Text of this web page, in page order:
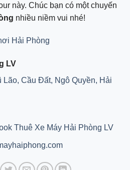
này. Chúc bạn có một chuyến
nhiều niềm vui nhé!
Hải Phòng
LV
Lão, Cầu Đất, Ngô Quyền, Hải
Thuê Xe Máy Hải Phòng LV